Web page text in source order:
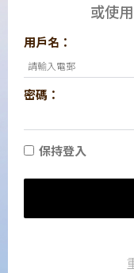
或使
用戶名：
密碼：
保持登入